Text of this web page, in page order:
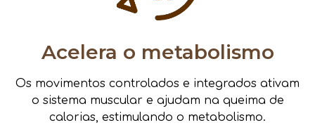
Acelera o metabolismo
Os movimentos controlados e integrados ativam
o sistema muscular e ajudam na queima de
calorias, estimulando o metabolismo.